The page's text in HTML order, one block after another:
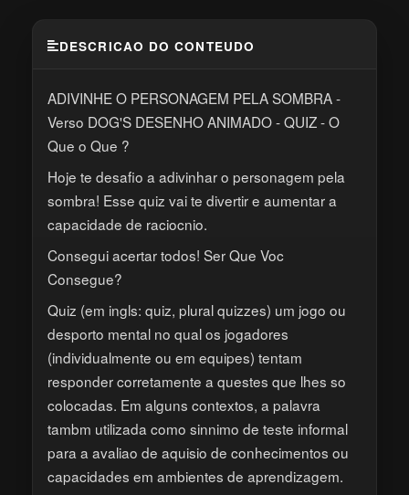
DESCRICAO DO CONTEUDO
ADIVINHE O PERSONAGEM PELA SOMBRA -
Verso DOG'S DESENHO ANIMADO - QUIZ - O
Que o Que ?
Hoje te desafio a adivinhar o personagem pela
sombra! Esse quiz vai te divertir e aumentar a
capacidade de raciocnio.
Consegui acertar todos! Ser Que Voc
Consegue?
Quiz (em ingls: quiz, plural quizzes) um jogo ou
desporto mental no qual os jogadores
(individualmente ou em equipes) tentam
responder corretamente a questes que lhes so
colocadas. Em alguns contextos, a palavra
tambm utilizada como sinnimo de teste informal
para a avaliao de aquisio de conhecimentos ou
capacidades em ambientes de aprendizagem.